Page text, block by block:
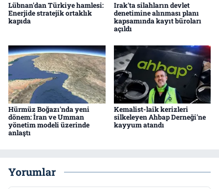
Lübnan'dan Türkiye hamlesi:
Enerjide stratejik ortaklık
kapıda
Irak'ta silahların devlet
denetimine alınması planı
kapsamında kayıt büroları
açıldı
Hürmüz Boğazı'nda yeni
dönem: İran ve Umman
yönetim modeli üzerinde
anlaştı
Kemalist-laik kerizleri
silkeleyen Ahbap Derneği'ne
kayyum atandı
Yorumlar